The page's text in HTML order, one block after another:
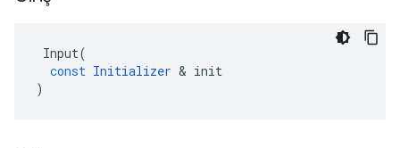
Input(
const Initializer & init
)